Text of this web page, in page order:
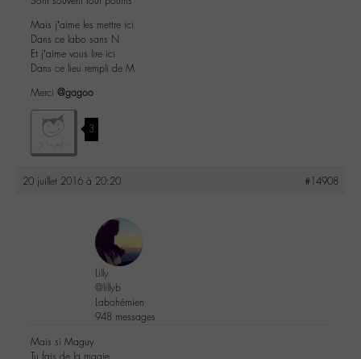
Mais j’aime les mettre ici
Dans ce labo sans N
Et j’aime vous lire ici
Dans ce lieu rempli de M
Merci @gagoo
3
20 juillet 2016 à 20:20 #14908
Lilly
@lillyb
Labohémien
948 messages
Mais si Maguy